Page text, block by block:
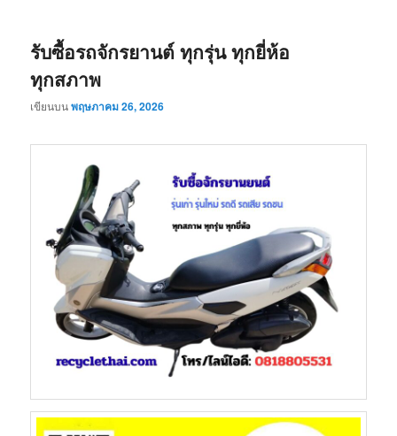
รับซื้อรถจักรยานต์ ทุกรุ่น ทุกยี่ห้อ
ทุกสภาพ
เขียนบนพฤษภาคม 26, 2026